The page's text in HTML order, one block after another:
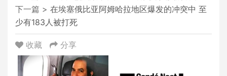
下一篇 > 在埃塞俄比亚阿姆哈拉地区爆发的冲突中 至
少有183人被打死
收藏 分享